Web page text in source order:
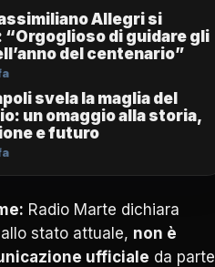
Allegri si
“Orgoglioso di guidare gli
del centenario”
svela la maglia del
un omaggio alla storia,
e futuro
Radio Marte dichiara
stato attuale, non è
ufficiale da parte